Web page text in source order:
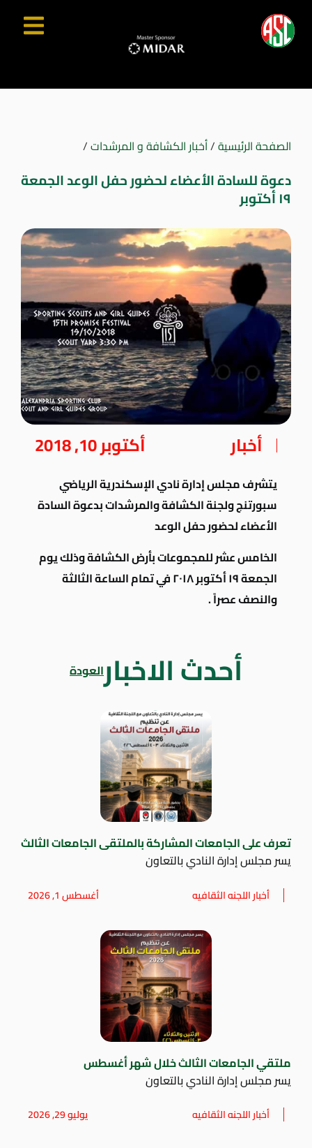
الصفحة الرئيسية/أخبار الكشافة و المرشدات/
دعوة للسادة الأعضاء لحضور حفل الوعد الجمعة
١٩ أكتوبر
أخبار أكتوبر 10, 2018
يتشرف مجلس إدارة نادي الإسكندرية الرياضي
سبورتنج ولجنة الكشافة والمرشدات بدعوة السادة
الأعضاء لحضور حفل الوعد
الخامس عشر للمجموعات بأرض الكشافة وذلك يوم
الجمعة ١٩ أكتوبر ٢٠١٨ في تمام الساعة الثالثة
والنصف عصراً .
أحدث الاخبارالعودة
تعرف على الجامعات المشاركة بالملتقى الجامعات الثالث
يسر مجلس إدارة النادي بالتعاون
أخبار اللجنه الثقافيه أغسطس 1, 2026
ملتقي الجامعات الثالث خلال شهر أغسطس
يسر مجلس إدارة النادي بالتعاون
أخبار اللجنه الثقافيه يوليو 29, 2026